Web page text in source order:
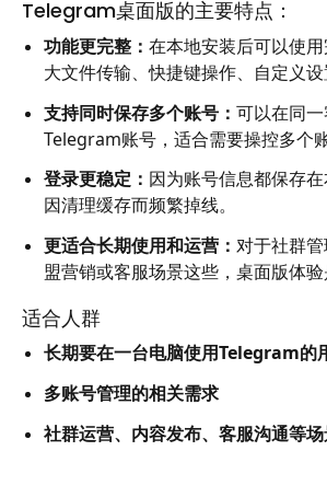
Telegram桌面版的主要特点：
功能更完整： 在本地安装后可以使用
大文件传输、快捷键操作、自定义设
支持同时保存多个账号： 可以在同
Telegram账号，适合需要操控多个
登录更稳定： 因为账号信息都保存
因清理缓存而频繁掉线。
更适合长期使用和运营： 对于社群
盟营销或客服场景这些，桌面版体验
适合人群
长期要在一台电脑使用Telegram的
多账号管理的相关需求
社群运营、内容发布、客服沟通等